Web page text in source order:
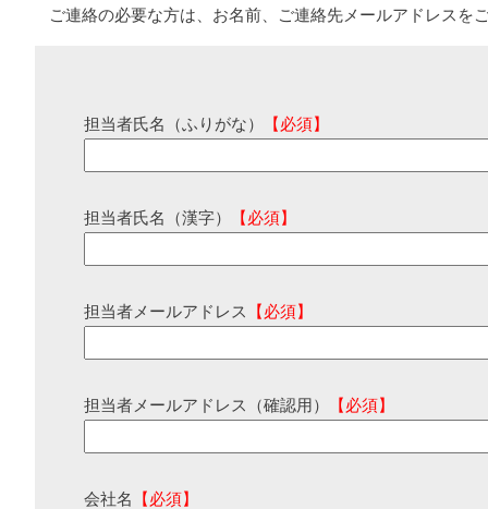
ご連絡の必要な方は、お名前、ご連絡先メールアドレスを
担当者氏名（ふりがな） 【必須】
担当者氏名（漢字） 【必須】
担当者メールアドレス 【必須】
担当者メールアドレス（確認用） 【必須】
会社名 【必須】